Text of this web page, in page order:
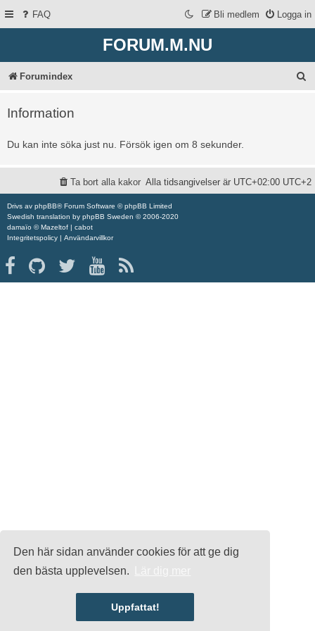
Den här sidan använder cookies för att ge dig
den bästa upplevelsen.
Uppfattat!
FAQ Logga in
Bli medlem
FORUM.M.NU
Forumindex
Information
Du kan inte söka just nu. Försök igen om 8 sekunder.
Alla tidsangivelser är UTC+02:00 UTC+2
Ta bort alla kakor
Drivs av phpBB® Forum Software © phpBB Limited
Swedish translation by phpBB Sweden © 2006-2020
damaïo ©Mazeltof | cabot
Integritetspolicy | Användarvillkor